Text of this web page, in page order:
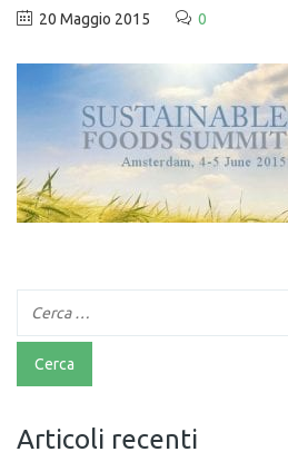
20 Maggio 2015 0
Articoli recenti